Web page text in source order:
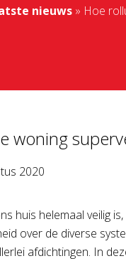
nieuws» Hoe
woning
2020
huis helemaal veilig
over de diverse
afdichtingen. In